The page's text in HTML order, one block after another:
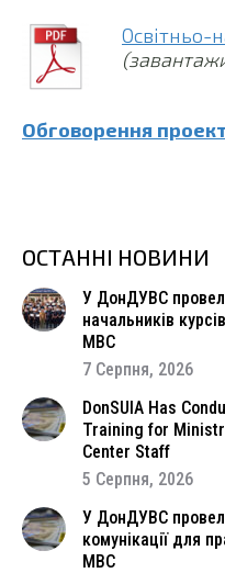
Освітньо-
Обговорення
ОСТАННІ НОВИНИ
У ДонДУВС
начальників
МВС
7 Серпня, 2026
DonSUIA Has
Training for
Center Staff
5 Серпня, 2026
У ДонДУВС
комунікації для
МВС